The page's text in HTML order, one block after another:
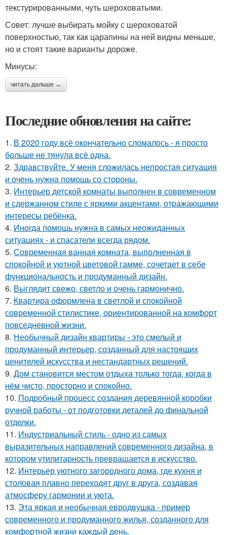
текстурированными, чуть шероховатыми.
Совет: лучше выбирать мойку с шероховатой
поверхностью, так как царапины на ней видны меньше,
но и стоят такие варианты дороже.
Минусы:
читать дальше →
Последние обновления на сайте:
1. В 2020 году всё окончательно сломалось - я просто
больше не тянула всё одна.
2. Здравствуйте. У меня сложилась непростая ситуация
и очень нужна помощь со стороны.
3. Интерьер детской комнаты выполнен в современном
и сдержанном стиле с яркими акцентами, отражающими
интересы ребёнка.
4. Иногда помощь нужна в самых неожиданных
ситуациях - и спасатели всегда рядом.
5. Современная ванная комната, выполненная в
спокойной и уютной цветовой гамме, сочетает в себе
функциональность и продуманный дизайн.
6. Выглядит свежо, светло и очень гармонично.
7. Квартира оформлена в светлой и спокойной
современной стилистике, ориентированной на комфорт
повседневной жизни.
8. Необычный дизайн квартиры - это смелый и
продуманный интерьер, созданный для настоящих
ценителей искусства и нестандартных решений.
9. Дом становится местом отдыха только тогда, когда в
нём чисто, просторно и спокойно.
10. Подробный процесс создания деревянной коробки
ручной работы - от подготовки деталей до финальной
отделки.
11. Индустриальный стиль - одно из самых
выразительных направлений современного дизайна, в
котором утилитарность превращается в искусство.
12. Интерьер уютного загородного дома, где кухня и
столовая плавно переходят друг в друга, создавая
атмосферу гармонии и уюта.
13. Эта яркая и необычная евродвушка - пример
современного и продуманного жилья, созданного для
комфортной жизни каждый день.